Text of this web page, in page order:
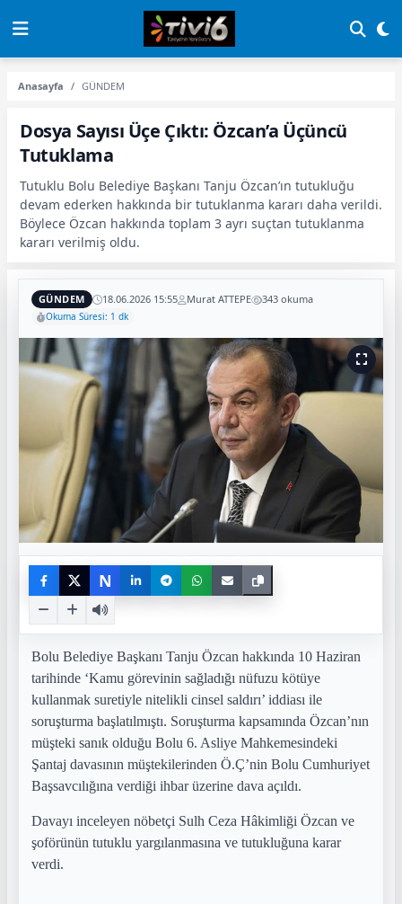
Anasayfa GÜNDEM
Dosya Sayısı Üçe Çıktı: Özcan’a Üçüncü
Tutuklama
Tutuklu Bolu Belediye Başkanı Tanju Özcan’ın tutukluğu
devam ederken hakkında bir tutuklanma kararı daha verildi.
Böylece Özcan hakkında toplam 3 ayrı suçtan tutuklanma
kararı verilmiş oldu.
GÜNDEM 18.06.2026 15:55 Murat ATTEPE 343 okuma
Okuma Süresi: 1 dk
N
Bolu Belediye Başkanı Tanju Özcan hakkında 10 Haziran
tarihinde ‘Kamu görevinin sağladığı nüfuzu kötüye
kullanmak suretiyle nitelikli cinsel saldırı’ iddiası ile
soruşturma başlatılmıştı. Soruşturma kapsamında Özcan’nın
müşteki sanık olduğu Bolu 6. Asliye Mahkemesindeki
Şantaj davasının müştekilerinden Ö.Ç’nin Bolu Cumhuriyet
Başsavcılığına verdiği ihbar üzerine dava açıldı.
Davayı inceleyen nöbetçi Sulh Ceza Hâkimliği Özcan ve
şoförünün tutuklu yargılanmasına ve tutukluğuna karar
verdi.